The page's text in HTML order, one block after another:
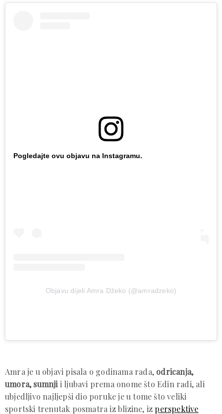
Pogledajte ovu objavu na Instagramu.
Objavu dijeli Amra Džeko (@amradzeko)
Amra je u objavi pisala o godinama rada, odricanja,
umora, sumnji i ljubavi prema onome što Edin radi, ali
ubjedljivo najljepši dio poruke je u tome što veliki
sportski trenutak posmatra iz blizine, iz perspektive